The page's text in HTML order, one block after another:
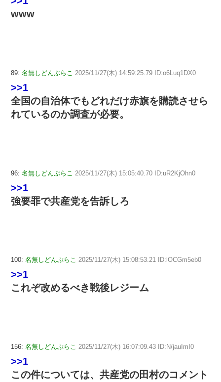
www
89: 名無しどんぶらこ 2025/11/27(木) 14:59:25.79 ID:o6Luq1DX0
>>1
全国の自治体でもどれだけ赤旗を購読させら
れているのか調査が必要。
96: 名無しどんぶらこ 2025/11/27(木) 15:05:40.70 ID:uR2KjOhn0
>>1
強要罪で共産党を告訴しろ
100: 名無しどんぶらこ 2025/11/27(木) 15:08:53.21 ID:lOCGm5eb0
>>1
これぞ改めるべき戦後レジーム
156: 名無しどんぶらこ 2025/11/27(木) 16:07:09.43 ID:N/jauImI0
>>1
この件については、共産党の田村のコメント